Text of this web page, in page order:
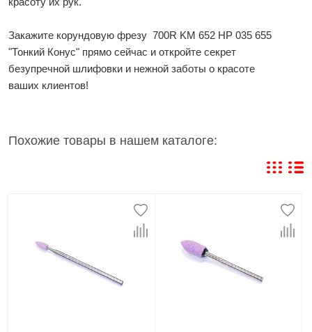
Закажите корундовую фрезу 700R KM 652 HP 035 655
"Тонкий Конус" прямо сейчас и откройте секрет
безупречной шлифовки и нежной заботы о красоте
ваших клиентов!
Похожие товары в нашем каталоге: